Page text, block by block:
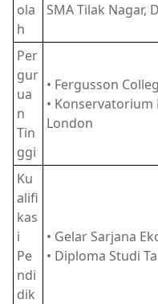
ola
h
SMA Tilak Nagar,
Per
gur
ua
n
Tin
ggi
• Fergusson
• Konservatorium
London
Ku
alifi
kas
i
Pe
ndi
dik
• Gelar Sarjana
• Diploma Studi